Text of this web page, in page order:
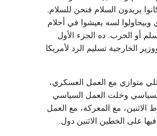
يريدون السلام فنحن للسلام.
وبيحاولوا لسه يعيشوا في أحلام
أو الحرب. ده الجزء الأول
الخارجية تسليم الرد لأمريكا
متوازي مع العمل العسكري،
السياسي وخلت العمل السياسي
مع المعركة، مع العمل
على الخطين الاثنين دول.